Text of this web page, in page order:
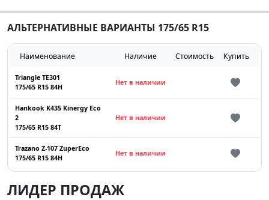
АЛЬТЕРНАТИВНЫЕ ВАРИАНТЫ 175/65 R15
Наименование Наличие Стоимость Купить
Triangle TE301
175/65 R15 84H
Нет в наличии
Hankook K435 Kinergy Eco
2
175/65 R15 84T
Нет в наличии
Trazano Z-107 ZuperEco
175/65 R15 84H
Нет в наличии
ЛИДЕР ПРОДАЖ